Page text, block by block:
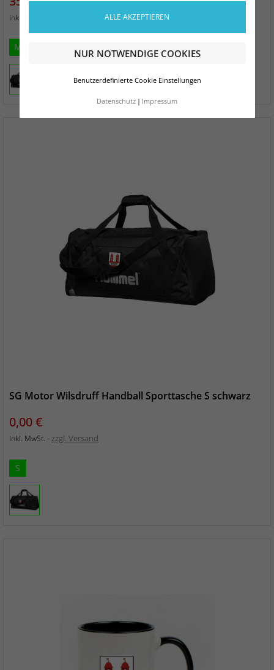
ALLE AKZEPTIEREN
NUR NOTWENDIGE COOKIES
Benutzerdefinierte Cookie Einstellungen
Datenschutz Impressum
inkl. MwSt.
M
SG Motor Wilsdruff Handball Sporttasche S schwarz
Preis
0,00 €
inkl. MwSt. zzgl. Versand
S